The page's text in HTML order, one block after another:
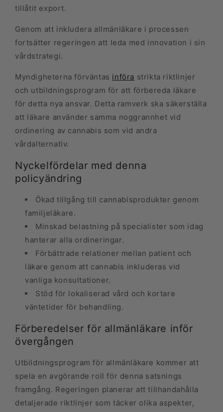
tillåtit export.
Genom att inkludera allmänläkare i processen
fortsätter regeringen att leda med innovation i sin
vårdstrategi.
Myndigheterna förväntas införa strikta riktlinjer
och utbildningsprogram för att förbereda läkare
för detta nya ansvar. Detta ramverk ska säkerställa
att läkare använder samma noggrannhet vid
ordinering av cannabis som vid andra
vårdalternativ.
Nyckelfördelar med denna
policyändring
Ökad tillgång till cannabisprodukter genom
familjeläkare.
Minskad belastning på specialister som idag
hanterar alla ordineringar.
Förbättrade relationer mellan patient och
läkare genom att cannabis inkluderas vid
vanliga konsultationer.
Stöd för lokaliserad vård och kortare
väntetider för behandling.
Förberedelser för allmänläkare inför
övergången
Utbildningsprogram för allmänläkare kommer att
spela en avgörande roll för denna satsnings
framgång. Regeringen planerar att tillhandahålla
detaljerade riktlinjer som täcker olika aspekter,